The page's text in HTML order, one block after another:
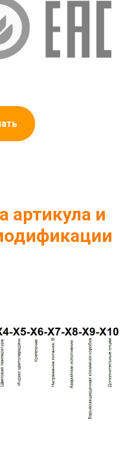
артикула и